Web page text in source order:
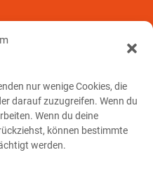
nur wenige Cookies, die
darauf zuzugreifen. Wenn du
Wenn du deine
können bestimmte
werden.
Du mich:
23 78 32 91